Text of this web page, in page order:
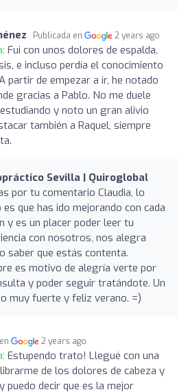
Publicada en 2 years ago
Fui con unos dolores de espalda,
e incluso perdía el conocimiento
partir de empezar a ir, he notado
gracias a Pablo. No me duele
y noto un gran alivio
también a Raquel, siempre
Sevilla | Quiroglobal
por tu comentario Claudia, lo
que has ido mejorando con cada
y es un placer poder leer tu
con nosotros, nos alegra
saber que estás contenta.
es motivo de alegría verte por
y poder seguir tratándote. Un
muy fuerte y feliz verano. =)
2 years ago
Estupendo trato! Llegué con una
de los dolores de cabeza y
puedo decir que es la mejor